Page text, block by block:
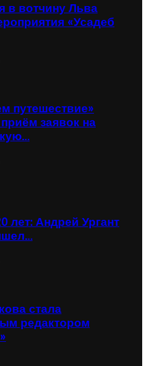
в вотчину Льва
«Усадеб
путешествие»
заявок на
лет: Андрей Ургант
стала
редактором